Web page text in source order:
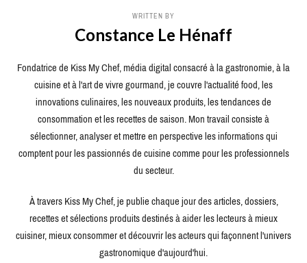
WRITTEN BY
Constance Le Hénaff
Fondatrice de Kiss My Chef, média digital consacré à la gastronomie, à la
cuisine et à l'art de vivre gourmand, je couvre l'actualité food, les
innovations culinaires, les nouveaux produits, les tendances de
consommation et les recettes de saison. Mon travail consiste à
sélectionner, analyser et mettre en perspective les informations qui
comptent pour les passionnés de cuisine comme pour les professionnels
du secteur.
À travers Kiss My Chef, je publie chaque jour des articles, dossiers,
recettes et sélections produits destinés à aider les lecteurs à mieux
cuisiner, mieux consommer et découvrir les acteurs qui façonnent l'univers
gastronomique d'aujourd'hui.